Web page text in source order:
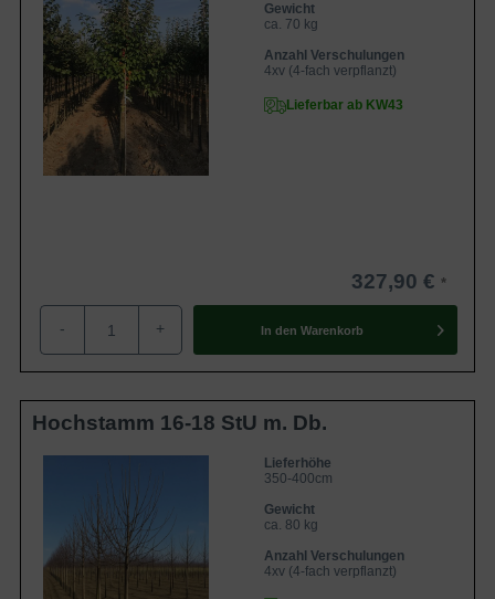
Gewicht
ca. 70 kg
Anzahl Verschulungen
4xv (4-fach verpflanzt)
Lieferbar ab KW43
327,90 €
- + In den Warenkorb
Hochstamm 16-18 StU m. Db.
Lieferhöhe
350-400cm
Gewicht
ca. 80 kg
Anzahl Verschulungen
4xv (4-fach verpflanzt)